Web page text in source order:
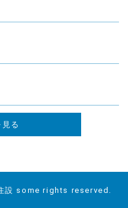
る
設 some rights reserved.